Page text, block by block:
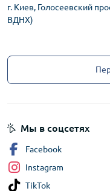
г. Киев, Голосеевский
ВДНХ)
Мы в соцсетях
Facebook
Instagram
TikTok